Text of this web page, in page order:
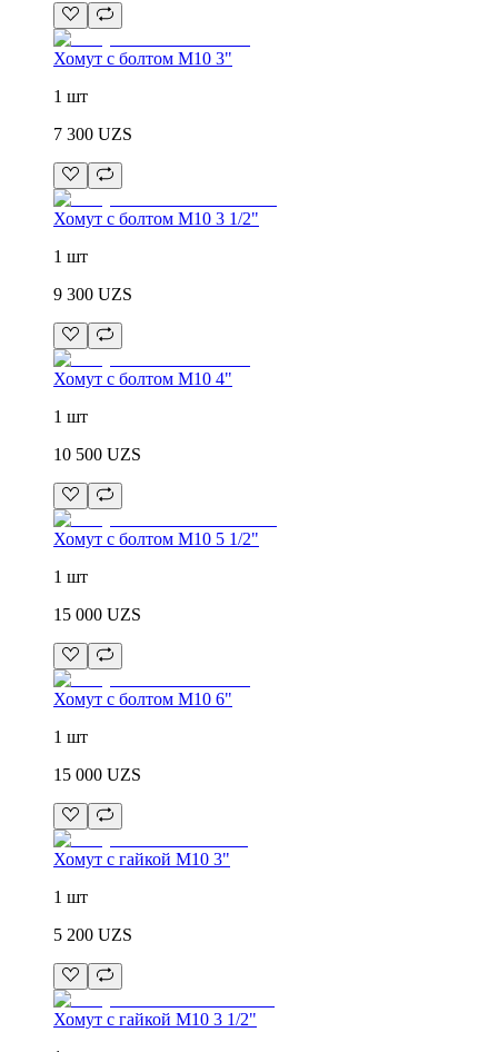
Хомут с болтом M10 3"
1 шт
7 300 UZS
Хомут с болтом M10 3 1/2"
1 шт
9 300 UZS
Хомут с болтом M10 4"
1 шт
10 500 UZS
Хомут с болтом M10 5 1/2"
1 шт
15 000 UZS
Хомут с болтом M10 6"
1 шт
15 000 UZS
Хомут с гайкой M10 3"
1 шт
5 200 UZS
Хомут с гайкой M10 3 1/2"